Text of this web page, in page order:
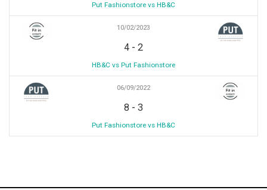
Put Fashionstore vs HB&C
10/02/2023
4 - 2
HB&C vs Put Fashionstore
06/09/2022
8 - 3
Put Fashionstore vs HB&C